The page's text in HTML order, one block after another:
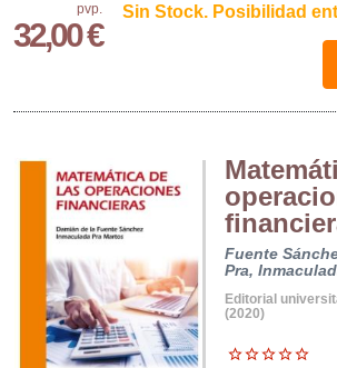
pvp.
32,00 €
Sin Stock. Posibilidad
Fuente
Pra,
Editorial
(2020)